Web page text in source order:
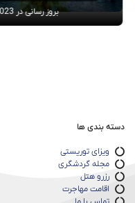
دسته بندی ها
ویزای توریستی
مجله گردشگری
رزرو هتل
اقامت مهاجرت